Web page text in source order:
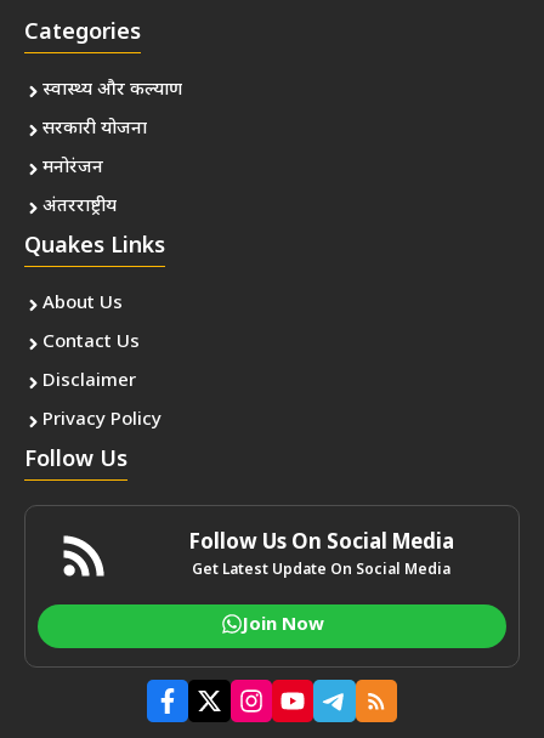
Categories
स्वास्थ्य और कल्याण
सरकारी योजना
मनोरंजन
अंतरराष्ट्रीय
Quakes Links
About Us
Contact Us
Disclaimer
Privacy Policy
Follow Us
Follow Us On Social Media
Get Latest Update On Social Media
Join Now